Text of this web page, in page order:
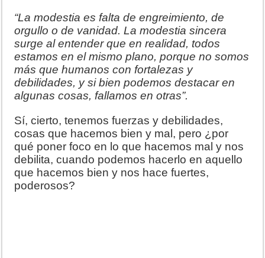
“La modestia es falta de engreimiento, de
orgullo o de vanidad. La modestia sincera
surge al entender que en realidad, todos
estamos en el mismo plano, porque no somos
más que humanos con fortalezas y
debilidades, y si bien podemos destacar en
algunas cosas, fallamos en otras”.
Sí, cierto, tenemos fuerzas y debilidades,
cosas que hacemos bien y mal, pero ¿por
qué poner foco en lo que hacemos mal y nos
debilita, cuando podemos hacerlo en aquello
que hacemos bien y nos hace fuertes,
poderosos?